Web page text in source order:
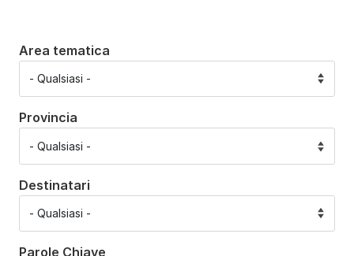
Area tematica
Provincia
Destinatari
Parole Chiave